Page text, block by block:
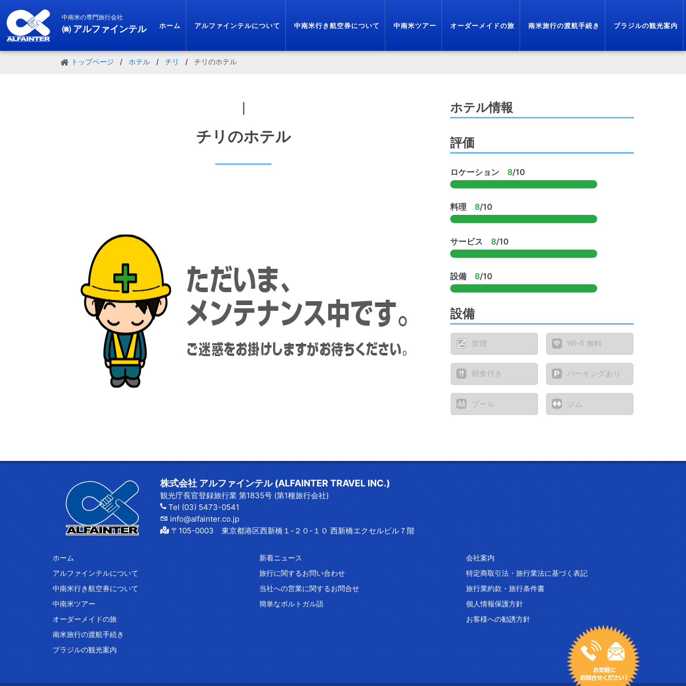
中南米の専門旅行会社
㈱ アルファインテル ホーム アルファインテルについて 中南米行き航空券について 中南米ツアー オーダーメイドの旅 南米旅行の渡航手続き ブラジルの観光案内
トップページ ホテル チリ チリのホテル
チリのホテル
ホテル情報
評価
ロケーション 8/10
料理 8/10
サービス 8/10
設備 8/10
設備
禁煙 Wi-fi 無料
朝食付き パーキングあり
プール ジム
株式会社 アルファインテル (ALFAINTER TRAVEL INC.)
観光庁長官登録旅行業 第1835号 (第1種旅行会社)
Tel (03) 5473-0541
info@alfainter.co.jp
〒105-0003 東京都港区西新橋１-２０-１０ 西新橋エクセルビル７階
ホーム
アルファインテルについて
中南米行き航空券について
中南米ツアー
オーダーメイドの旅
南米旅行の渡航手続き
ブラジルの観光案内
新着ニュース
旅行に関するお問い合わせ
当社への営業に関するお問合せ
簡単なポルトガル語
会社案内
特定商取引法・旅行業法に基づく表記
旅行業約款・旅行条件書
個人情報保護方針
お客様への勧誘方針